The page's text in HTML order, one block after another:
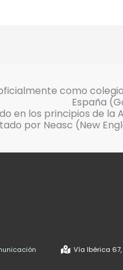
como
España
en los principios de la
por Neasc (New
Vía Ibérica